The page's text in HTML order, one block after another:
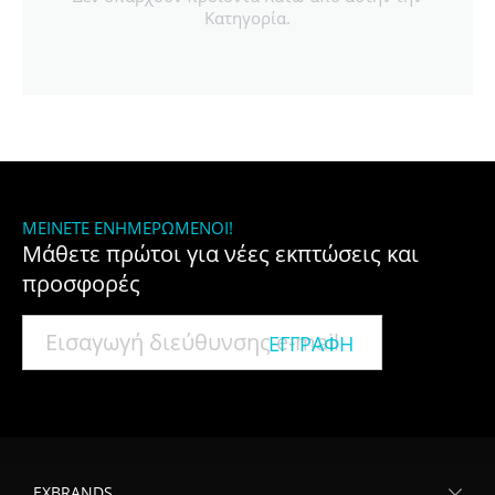
Κατηγορία.
ΜΕΊΝΕΤΕ ΕΝΗΜΕΡΩΜΈΝΟΙ!
Μάθετε πρώτοι για νέες εκπτώσεις και
προσφορές
ΕΓΓΡΑΦΉ